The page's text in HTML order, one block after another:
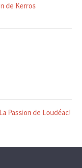
de Kerros
Passion de Loudéac!